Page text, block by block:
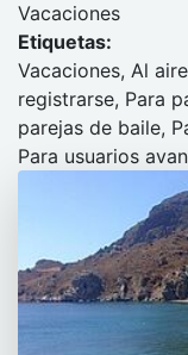
Vacaciones
Etiquetas:
Vacaciones, Al
registrarse, Para
parejas de baile,
Para usuarios